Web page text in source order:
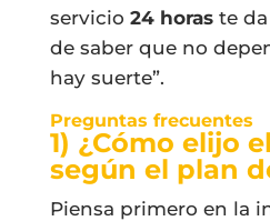
servicio 24 horaste da
de saber que no
hay suerte”.
Preguntas frecuentes
1) ¿Cómo elijo
según el plan
Piensa primero en la